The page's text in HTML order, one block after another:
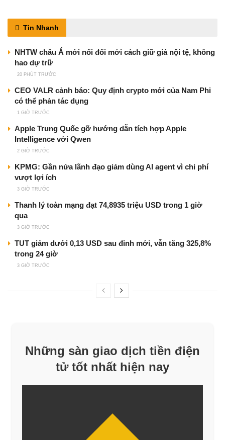
Tin Nhanh
NHTW châu Á mới nổi đổi mới cách giữ giá nội tệ, không
hao dự trữ
20 PHÚT TRƯỚC
CEO VALR cảnh báo: Quy định crypto mới của Nam Phi
có thể phản tác dụng
1 GIỜ TRƯỚC
Apple Trung Quốc gỡ hướng dẫn tích hợp Apple
Intelligence với Qwen
2 GIỜ TRƯỚC
KPMG: Gần nửa lãnh đạo giảm dùng AI agent vì chi phí
vượt lợi ích
3 GIỜ TRƯỚC
Thanh lý toàn mạng đạt 74,8935 triệu USD trong 1 giờ
qua
3 GIỜ TRƯỚC
TUT giảm dưới 0,13 USD sau đỉnh mới, vẫn tăng 325,8%
trong 24 giờ
3 GIỜ TRƯỚC
Những sàn giao dịch tiền điện
tử tốt nhất hiện nay